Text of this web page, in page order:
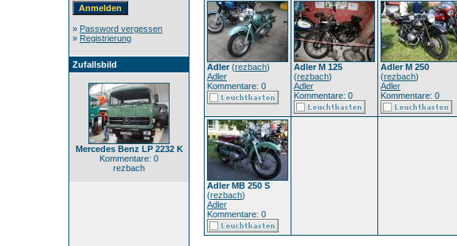
» Password vergessen
» Registrierung
Zufallsbild
Mercedes Benz LP 2232 K
Kommentare: 0
rezbach
Adler(rezbach)
Adler
Kommentare: 0
Adler M 125
(rezbach)
Adler
Kommentare: 0
Adler M 250
(rezbach)
Adler
Kommentare: 0
Adler MB 250 S
(rezbach)
Adler
Kommentare: 0